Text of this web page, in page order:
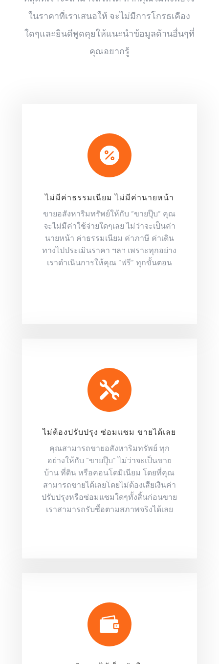
ในราคาที่เราเสนอให้ จะไม่มีการโกรธเคือง
ใดๆและยินดีพูดคุยให้แนะนำข้อมูลด้านอื่นๆที่
คุณอยากรู้

ไม่มีค่าธรรมเนียม ไม่มีค่านายหน้า
ขายอสังหาริมทรัพย์ให้กับ “ขายปุ๊บ” คุณ
จะไม่มีค่าใช้จ่ายใดๆเลย ไม่ว่าจะเป็นค่า
นายหน้า ค่าธรรมเนียม ค่าภาษี ค่าเดิน
ทางไปประเมินราคา ฯลฯ เพราะทุกอย่าง
เราดำเนินการให้คุณ “ฟรี” ทุกขั้นตอน

ไม่ต้องปรับปรุง ซ่อมแซม ขายได้เลย
คุณสามารถขายอสังหาริมทรัพย์ ทุก
อย่างให้กับ “ขายปุ๊บ” ไม่ว่าจะเป็นขาย
บ้าน ที่ดิน หรือคอนโดมิเนียม โดยที่คุณ
สามารถขายได้เลยโดยไม่ต้องเสียเงินค่า
ปรับปรุงหรือซ่อมแซมใดๆทั้งสิ้นก่อนขาย
เราสามารถรับซื้อตามสภาพจริงได้เลย
